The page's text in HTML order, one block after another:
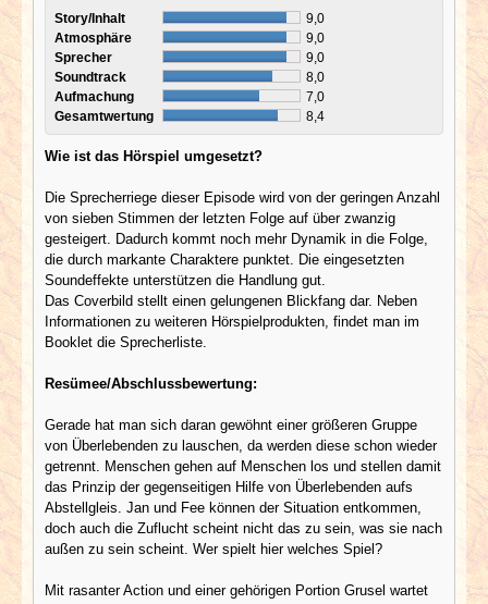
Story/Inhalt
9,0
Atmosphäre
9,0
Sprecher
9,0
Soundtrack
8,0
Aufmachung
7,0
Gesamtwertung
8,4
Wie ist das Hörspiel umgesetzt?
Die Sprecherriege dieser Episode wird von der geringen Anzahl
von sieben Stimmen der letzten Folge auf über zwanzig
gesteigert. Dadurch kommt noch mehr Dynamik in die Folge,
die durch markante Charaktere punktet. Die eingesetzten
Soundeffekte unterstützen die Handlung gut.
Das Coverbild stellt einen gelungenen Blickfang dar. Neben
Informationen zu weiteren Hörspielprodukten, findet man im
Booklet die Sprecherliste.
Resümee/Abschlussbewertung:
Gerade hat man sich daran gewöhnt einer größeren Gruppe
von Überlebenden zu lauschen, da werden diese schon wieder
getrennt. Menschen gehen auf Menschen los und stellen damit
das Prinzip der gegenseitigen Hilfe von Überlebenden aufs
Abstellgleis. Jan und Fee können der Situation entkommen,
doch auch die Zuflucht scheint nicht das zu sein, was sie nach
außen zu sein scheint. Wer spielt hier welches Spiel?
Mit rasanter Action und einer gehörigen Portion Grusel wartet